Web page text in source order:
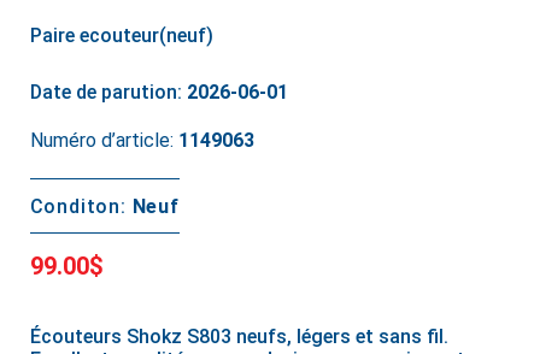
Paire ecouteur(neuf)
Date de parution: 2026-06-01
Numéro d’article: 1149063
Conditon: Neuf
99.00$
Écouteurs Shokz S803 neufs, légers et sans fil.